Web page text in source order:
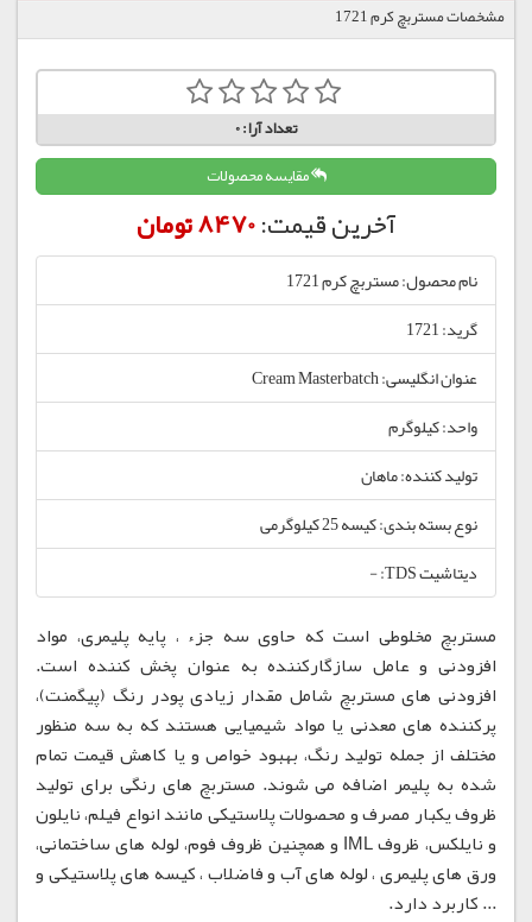
مشخصات مستربچ کرم 1721
تعداد آرا:0
مقایسه محصولات
آخرین قیمت:8470 تومان
نام محصول: مستربچ کرم 1721
گرید: 1721
عنوان انگلیسی: Cream Masterbatch
واحد: کیلوگرم
تولید کننده: ماهان
نوع بسته بندی: کیسه 25 کیلوگرمی
دیتاشیت TDS: -
مستربچ مخلوطی است که حاوی سه جزء ، پایه پلیمری، مواد
افزودنی و عامل سازگارکننده به عنوان پخش کننده است.
افزودنی های مستربچ شامل مقدار زیادی پودر رنگ (پیگمنت)،
پرکننده های معدنی یا مواد شیمیایی هستند که به سه منظور
مختلف از جمله تولید رنگ، بهبود خواص و یا کاهش قیمت تمام
شده به پلیمر اضافه می شوند. مستربچ های رنگی برای تولید
ظروف یکبار مصرف و محصولات پلاستیکی مانند انواع فیلم، نایلون
و نایلکس، ظروف IML و همچنین ظروف فوم، لوله های ساختمانی،
ورق های پلیمری ، لوله های آب و فاضلاب ، کیسه های پلاستیکی و
... کاربرد دارد.